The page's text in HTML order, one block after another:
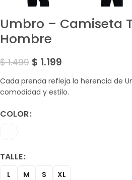
Umbro – Camiseta
Hombre
$1.499 $ 1.199
Cada prenda refleja la herencia de
comodidad y estilo.
COLOR
TALLE
L M S XL